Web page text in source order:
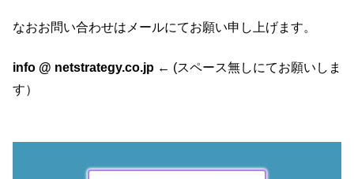
なおお問い合わせはメールにてお願い申し上げます。
info @ netstrategy.co.jp ← (スペース無しにてお願いしま
す）